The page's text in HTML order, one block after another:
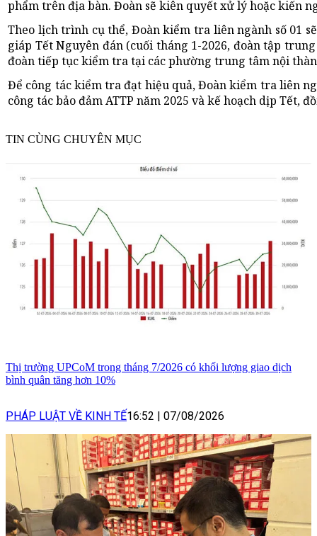
phẩm trên địa bàn. Đoàn sẽ kiên quyết xử lý hoặc kiến
Theo lịch trình cụ thể, Đoàn kiểm tra liên ngành số 01
giáp Tết Nguyên đán (cuối tháng 1-2026, đoàn tập
đoàn tiếp tục kiểm tra tại các phường trung tâm nội
Để công tác kiểm tra đạt hiệu quả, Đoàn kiểm tra liên
công tác bảo đảm ATTP năm 2025 và kế hoạch dịp
TIN CÙNG CHUYÊN MỤC
Thị trường UPCoM trong tháng 7/2026 có khối lượng giao dịch
bình quân tăng hơn 10%
PHÁP LUẬT VỀ KINH TẾ16:52 | 07/08/2026